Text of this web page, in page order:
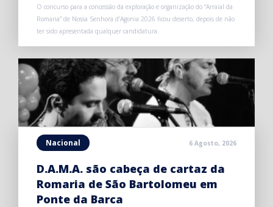
O concurso para a concessão da exploração e organização do “Arraial da
Romaria” de Nossa Senhora d’Agonia 2026 ficou deserto, depois de não
ter sido apresentada qualquer candidatura.
Nacional 6 Agosto, 2026
D.A.M.A. são cabeça de cartaz da
Romaria de São Bartolomeu em
Ponte da Barca